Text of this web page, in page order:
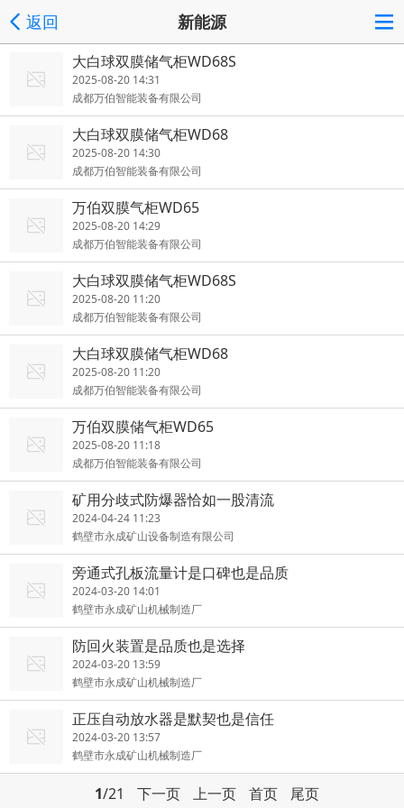
返回 新能源
大白球双膜储气柜WD68S
2025-08-20 14:31
成都万伯智能装备有限公司
大白球双膜储气柜WD68
2025-08-20 14:30
成都万伯智能装备有限公司
万伯双膜气柜WD65
2025-08-20 14:29
成都万伯智能装备有限公司
大白球双膜储气柜WD68S
2025-08-20 11:20
成都万伯智能装备有限公司
大白球双膜储气柜WD68
2025-08-20 11:20
成都万伯智能装备有限公司
万伯双膜储气柜WD65
2025-08-20 11:18
成都万伯智能装备有限公司
矿用分歧式防爆器恰如一股清流
2024-04-24 11:23
鹤壁市永成矿山设备制造有限公司
旁通式孔板流量计是口碑也是品质
2024-03-20 14:01
鹤壁市永成矿山机械制造厂
防回火装置是品质也是选择
2024-03-20 13:59
鹤壁市永成矿山机械制造厂
正压自动放水器是默契也是信任
2024-03-20 13:57
鹤壁市永成矿山机械制造厂
1/21 下一页 上一页 首页 尾页